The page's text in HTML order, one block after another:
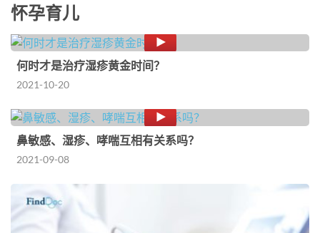
怀孕育儿
何时才是治疗湿疹黄金时间？
2021-10-20
鼻敏感、湿疹、哮喘互相有关系吗？
2021-09-08